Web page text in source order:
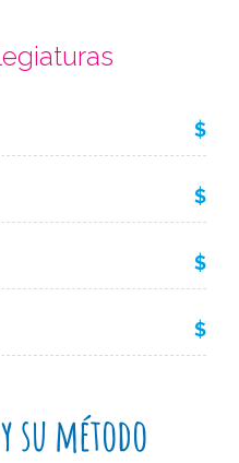
$
$
$
$
su método